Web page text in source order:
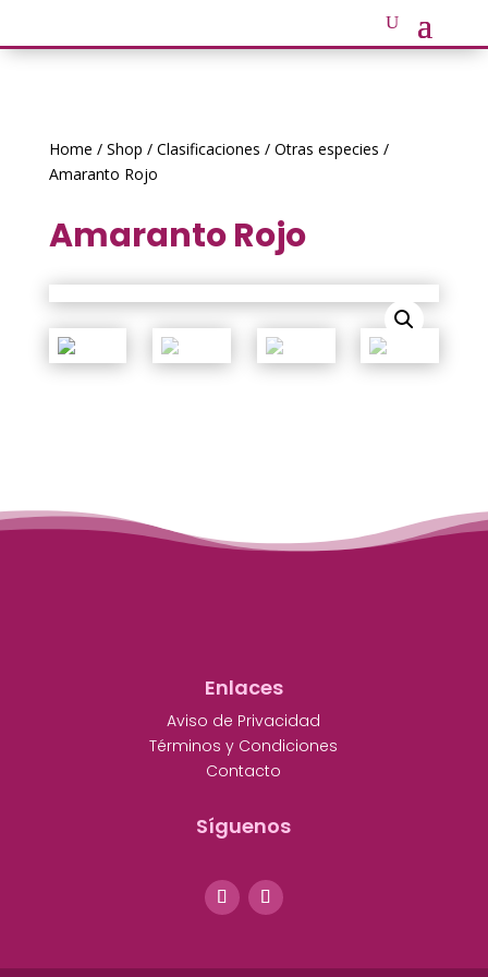
Home / Shop / Clasificaciones / Otras especies /
Amaranto Rojo
Amaranto Rojo
Enlaces
Aviso de Privacidad
Términos y Condiciones
Contacto
Síguenos